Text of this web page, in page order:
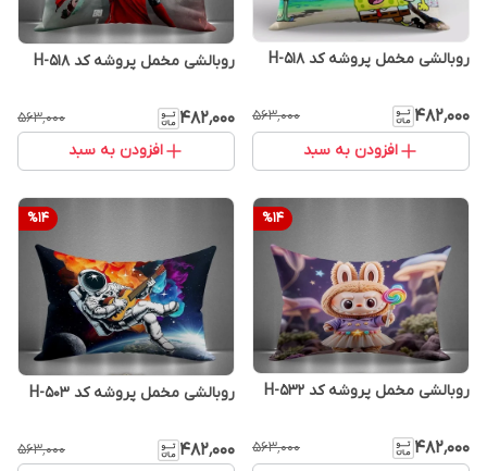
روبالشی مخمل پروشه کد H-518
۴۸۲٬۰۰۰ ۵۶۳٬۰۰۰
افزودن به سبد
روبالشی مخمل پروشه کد H-518
۴۸۲٬۰۰۰ ۵۶۳٬۰۰۰
افزودن به سبد
%14
روبالشی مخمل پروشه کد H-532
۴۸۲٬۰۰۰ ۵۶۳٬۰۰۰
%14
روبالشی مخمل پروشه کد H-503
۴۸۲٬۰۰۰ ۵۶۳٬۰۰۰